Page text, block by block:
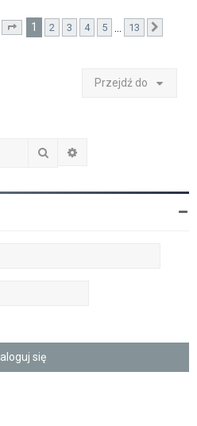
Strona1 13
1 2 3 4 5 13
Przejdź do
Szukaj